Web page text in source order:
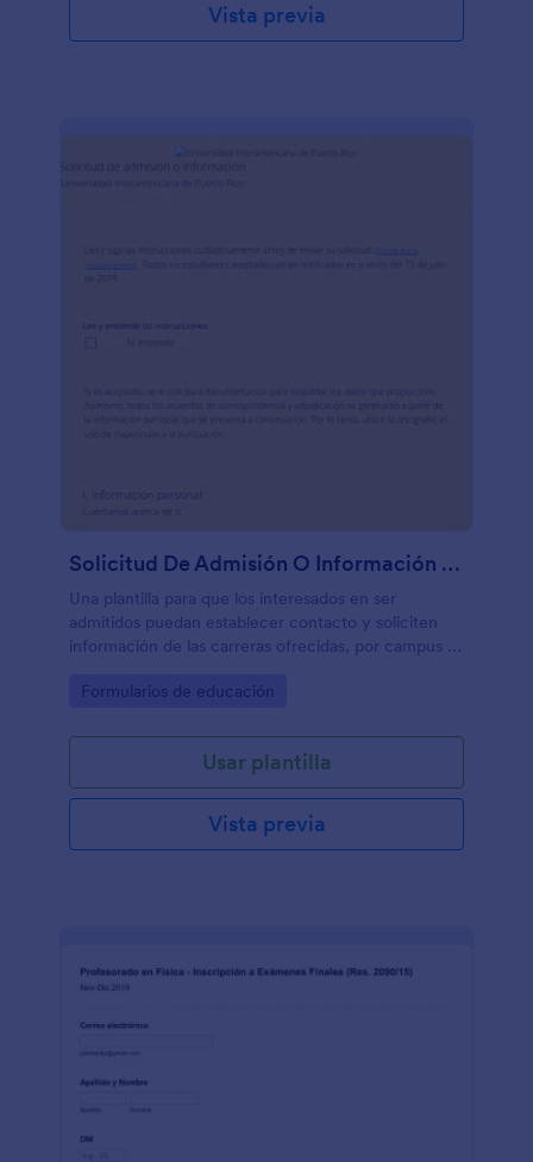
Vista previa
Solicitud De Admisión O Información Universitaria
Una plantilla para que los interesados en ser
admitidos puedan establecer contacto y soliciten
información de las carreras ofrecidas, por campus o
Go to Category:
Formularios de educación
Usar plantilla
Vista previa